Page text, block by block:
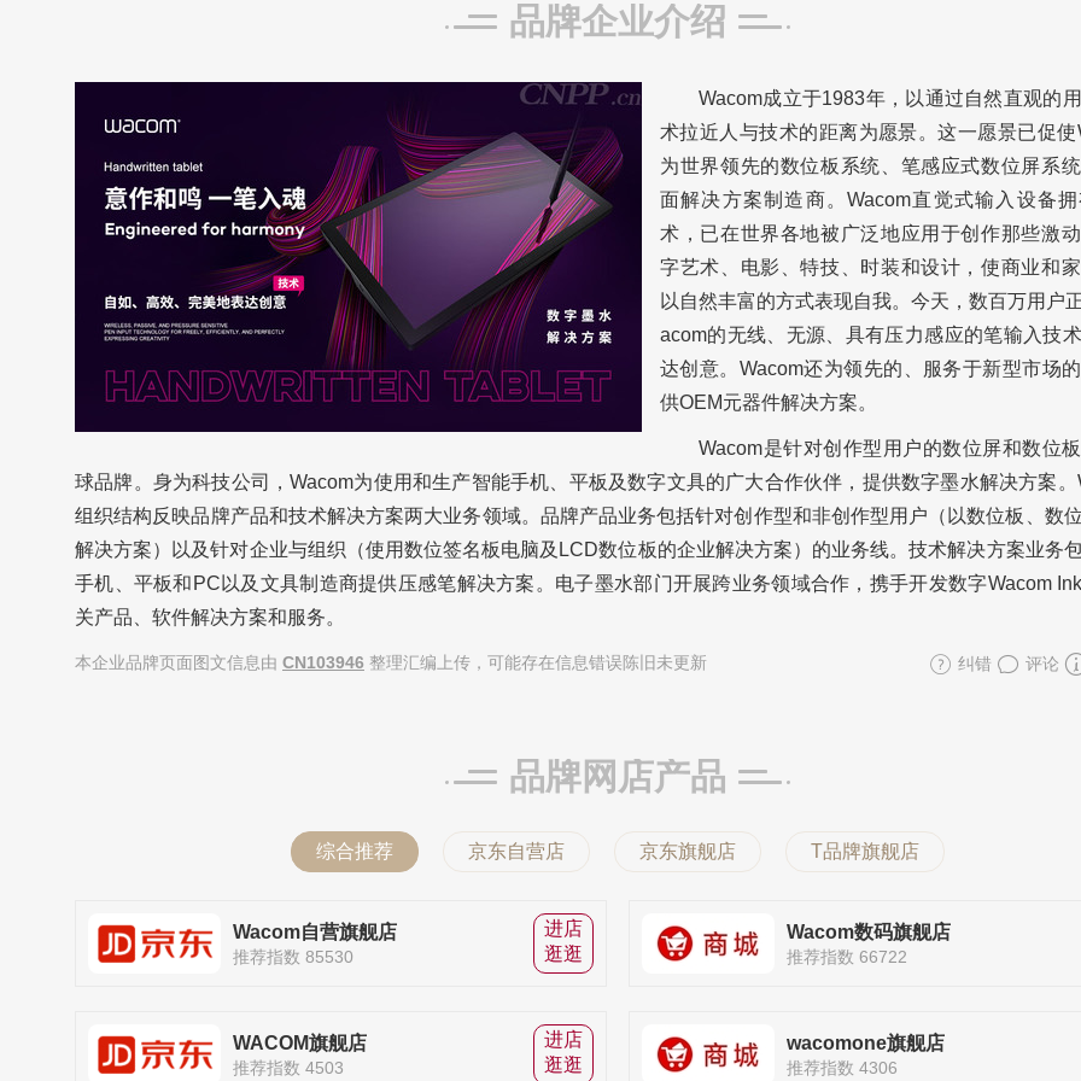
品牌企业介绍
Wacom成立于1983年，以通过自然直观的
术拉近人与技术的距离为愿景。这一愿景已促使
为世界领先的数位板系统、笔感应式数位屏系
面解决方案制造商。Wacom直觉式输入设备
术，已在世界各地被广泛地应用于创作那些激
字艺术、电影、特技、时装和设计，使商业和
以自然丰富的方式表现自我。今天，数百万用户
acom的无线、无源、具有压力感应的笔输入技
达创意。Wacom还为领先的、服务于新型市场
供OEM元器件解决方案。
Wacom是针对创作型用户的数位屏和数位
球品牌。身为科技公司，Wacom为使用和生产智能手机、平板及数字文具的广大合作伙伴，提供数字墨水解决方案。
组织结构反映品牌产品和技术解决方案两大业务领域。品牌产品业务包括针对创作型和非创作型用户（以数位板、数
解决方案）以及针对企业与组织（使用数位签名板电脑及LCD数位板的企业解决方案）的业务线。技术解决方案业务
手机、平板和PC以及文具制造商提供压感笔解决方案。电子墨水部门开展跨业务领域合作，携手开发数字Wacom
关产品、软件解决方案和服务。
本企业品牌页面图文信息由 CN103946 整理汇编上传，可能存在信息错误陈旧未更新 纠错 评论
品牌网店产品
综合推荐 京东自营店 京东旗舰店 T品牌旗舰店
Wacom自营旗舰店
推荐指数 85530
进店
逛逛
Wacom数码旗舰店
推荐指数 66722
WACOM旗舰店
推荐指数 4503
进店
逛逛
wacomone旗舰店
推荐指数 4306